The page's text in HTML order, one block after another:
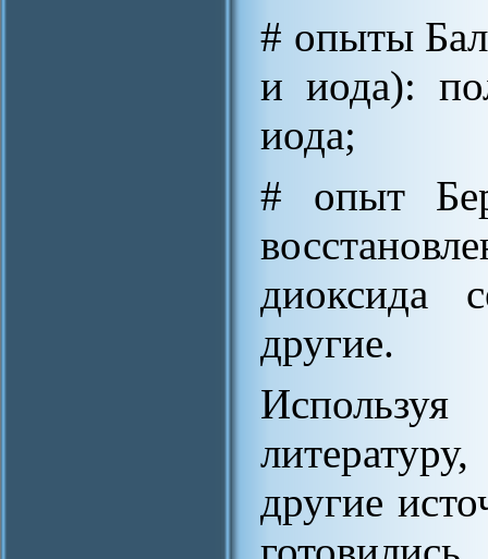
# опыты
и иода):
иода;
# опыт
диоксида
другие.
другие